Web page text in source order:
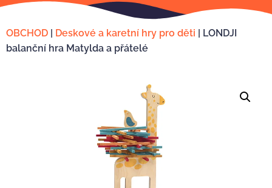
OBCHOD | Deskové a karetní hry pro děti | LONDJI
balanční hra Matylda a přátelé